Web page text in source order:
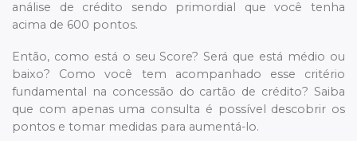
análise de crédito sendo primordial que você tenha
acima de 600 pontos.
Então, como está o seu Score? Será que está médio ou
baixo? Como você tem acompanhado esse critério
fundamental na concessão do cartão de crédito? Saiba
que com apenas uma consulta é possível descobrir os
pontos e tomar medidas para aumentá-lo.